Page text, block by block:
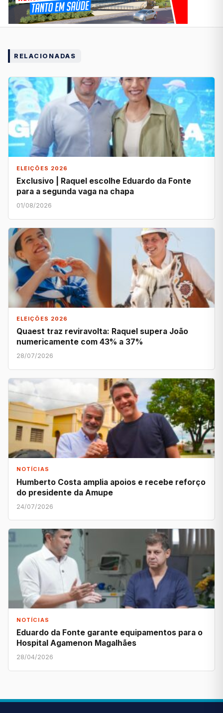
RELACIONADAS
ELEIÇÕES 2026
Exclusivo | Raquel escolhe Eduardo da Fonte
para a segunda vaga na chapa
01/08/2026
ELEIÇÕES 2026
Quaest traz reviravolta: Raquel supera João
numericamente com 43% a 37%
28/07/2026
NOTÍCIAS
Humberto Costa amplia apoios e recebe reforço
do presidente da Amupe
24/07/2026
NOTÍCIAS
Eduardo da Fonte garante equipamentos para o
Hospital Agamenon Magalhães
28/04/2026